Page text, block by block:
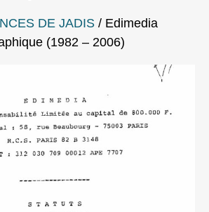
DE JADIS / Edimedia
(1982 – 2006)